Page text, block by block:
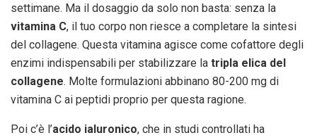
settimane. Ma il dosaggio da solo non basta: senza la
vitamina C, il tuo corpo non riesce a completare la sintesi
del collagene. Questa vitamina agisce come cofattore degli
enzimi indispensabili per stabilizzare la tripla elica del
collagene. Molte formulazioni abbinano 80-200 mg di
vitamina C ai peptidi proprio per questa ragione.
Poi c’è l’acido ialuronico, che in studi controllati ha